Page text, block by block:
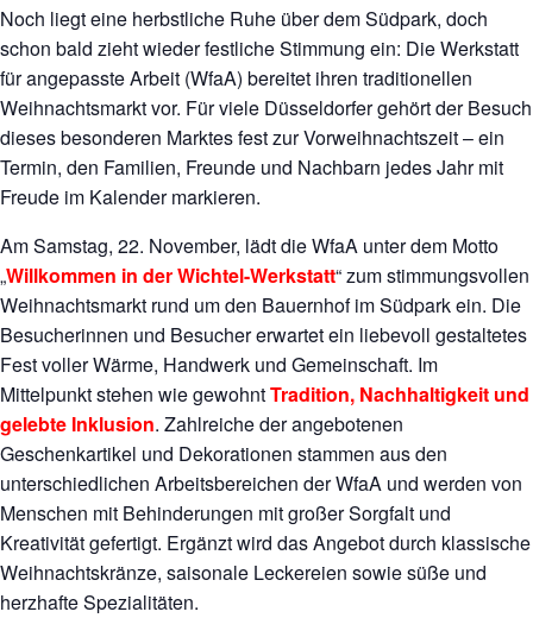
Noch liegt eine herbstliche Ruhe über dem Südpark, doch
schon bald zieht wieder festliche Stimmung ein: Die Werkstatt
für angepasste Arbeit (WfaA) bereitet ihren traditionellen
Weihnachtsmarkt vor. Für viele Düsseldorfer gehört der Besuch
dieses besonderen Marktes fest zur Vorweihnachtszeit – ein
Termin, den Familien, Freunde und Nachbarn jedes Jahr mit
Freude im Kalender markieren.
Am Samstag, 22. November, lädt die WfaA unter dem Motto
„Willkommen in der Wichtel-Werkstatt“ zum stimmungsvollen
Weihnachtsmarkt rund um den Bauernhof im Südpark ein. Die
Besucherinnen und Besucher erwartet ein liebevoll gestaltetes
Fest voller Wärme, Handwerk und Gemeinschaft. Im
Mittelpunkt stehen wie gewohntTradition, Nachhaltigkeit und
gelebte Inklusion. Zahlreiche der angebotenen
Geschenkartikel und Dekorationen stammen aus den
unterschiedlichen Arbeitsbereichen der WfaA und werden von
Menschen mit Behinderungen mit großer Sorgfalt und
Kreativität gefertigt. Ergänzt wird das Angebot durch klassische
Weihnachtskränze, saisonale Leckereien sowie süße und
herzhafte Spezialitäten.